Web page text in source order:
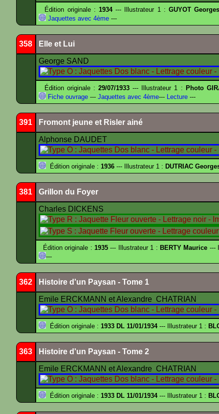
Édition originale : 1934--- Illustrateur 1 : GUYOT
Jaquettes avec 4ème ---
358 Elle et Lui
George SAND
Édition originale :29/07/1933 --- Illustrateur 1 : Photo
Fiche ouvrage --- Jaquettes avec 4ème--- Lecture ---
391 Fromont jeune et Risler ainé
Alphonse DAUDET
Édition originale : 1936 --- Illustrateur 1 : DUTRIAC
381 Grillon du Foyer
Charles DICKENS
Édition originale : 1935--- Illustrateur 1 : BERTY Maurice ---
---
362 Histoire d'un Paysan - Tome 1
Emile ERCKMANN et Alexandre CHATRIAN
Édition originale : 1933 DL 11/01/1934--- Illustrateur 1 :
363 Histoire d'un Paysan - Tome 2
Emile ERCKMANN et Alexandre CHATRIAN
Édition originale : 1933 DL 11/01/1934--- Illustrateur 1 :